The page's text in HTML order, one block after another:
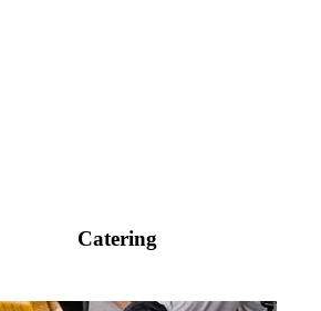
Catering